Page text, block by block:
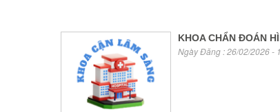
KHOA CHẨN ĐOÁN
Ngày Đăng : 26/02/2026 -